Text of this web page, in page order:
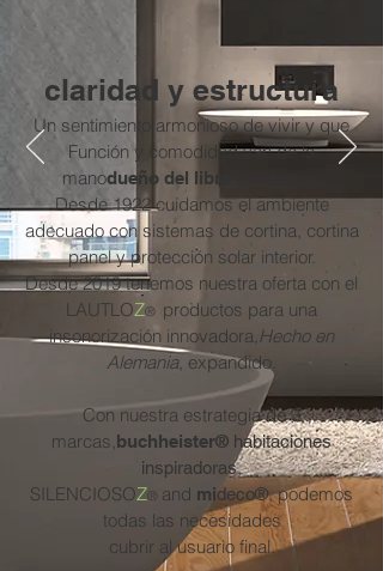
claridad y estructura
Un sentimiento armonioso de vivir y que
Función y comodidad van de la
manodueño del libro
Desde 1922 cuidamos el ambiente
adecuado con sistemas de cortina, cortina
panel y protección solar interior.
Desde 2019 tenemos nuestra oferta con el
LAUTLOZ®productos para una
insonorización innovadora,Hecho en
Alemania, expandido.
Con nuestra estrategia de 3
marcas,buchheister® habitaciones
inspiradoras,
SILENCIOSOZ®and mideco®, podemos
todas las necesidades
cubrir al usuario final.